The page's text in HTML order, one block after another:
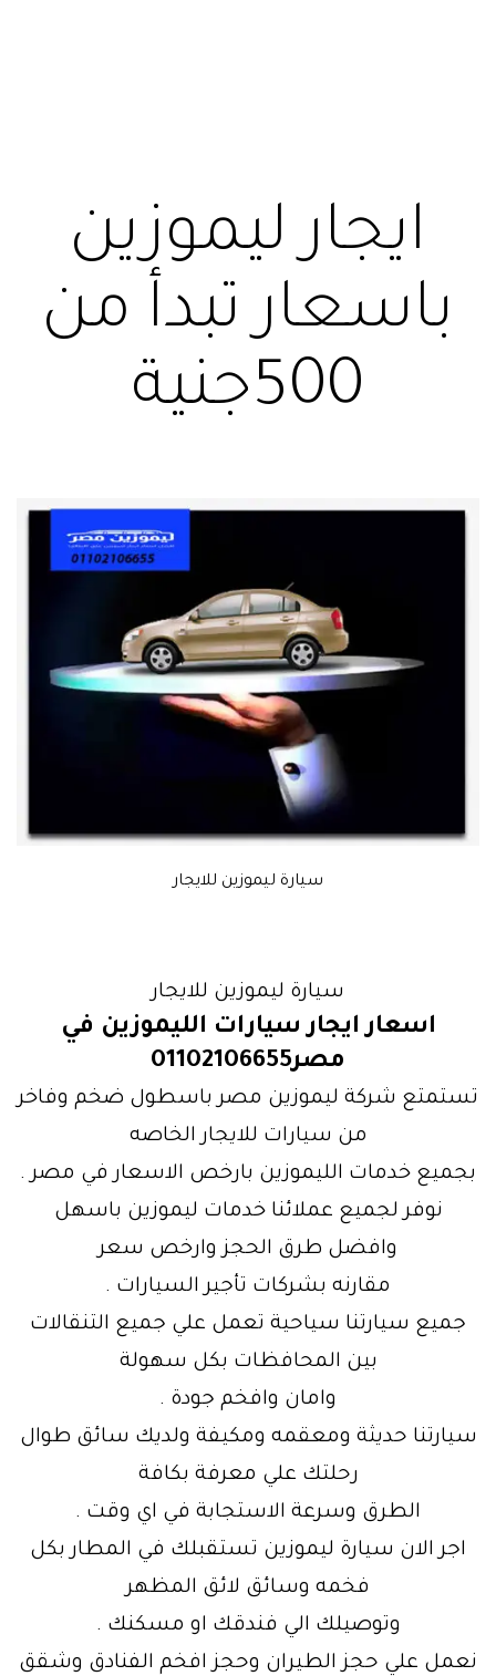
ايجار ليموزين
باسعار تبدأ من
500جنية
سيارة ليموزين للايجار
سيارة ليموزين للايجار
اسعار ايجار سيارات الليموزين في
مصر01102106655
تستمتع شركة ليموزين مصر باسطول ضخم وفاخر
من سيارات للايجار الخاصه
بجميع خدمات الليموزين بارخص الاسعار في مصر .
نوفر لجميع عملائنا خدمات ليموزين باسهل
وافضل طرق الحجز وارخص سعر
مقارنه بشركات تأجير السيارات .
جميع سيارتنا سياحية تعمل علي جميع التنقالات
بين المحافظات بكل سهولة
وامان وافخم جودة .
سيارتنا حديثة ومعقمه ومكيفة ولديك سائق طوال
رحلتك علي معرفة بكافة
الطرق وسرعة الاستجابة في اي وقت .
اجر الان سيارة ليموزين تستقبلك في المطار بكل
فخمه وسائق لائق المظهر
وتوصيلك الي فندقك او مسكنك .
نعمل علي حجز الطيران وحجز افخم الفنادق وشقق